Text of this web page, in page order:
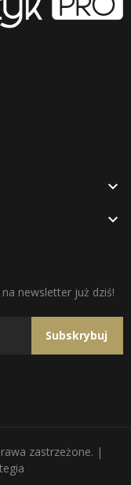


newsletter już dziś!
Subskrybuj
zastrzeżone. |